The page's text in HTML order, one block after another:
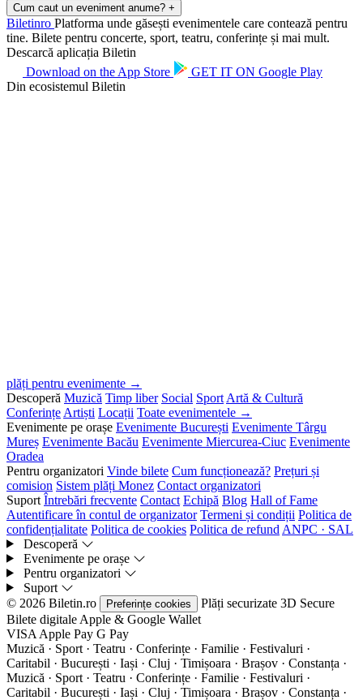
Cum caut un eveniment anume? +
Biletinro Platforma unde găsești evenimentele care contează pentru
tine. Bilete pentru concerte, sport, teatru, conferințe și mai mult.
Descarcă aplicația Biletin
Download on the App Store GET IT ON Google Play
Din ecosistemul Biletin
plăți pentru evenimente →
Descoperă Muzică Timp liber Social Sport Artă & Cultură
Conferințe Artiști Locații Toate evenimentele →
Evenimente pe orașe Evenimente București Evenimente Târgu
Mureș Evenimente Bacău Evenimente Miercurea-Ciuc Evenimente
Oradea
Pentru organizatori Vinde bilete Cum funcționează? Prețuri și
comision Sistem plăți Monez Contact organizatori
Suport Întrebări frecvente Contact Echipă Blog Hall of Fame
Autentificare în contul de organizator Termeni și condiții Politica de
confidențialitate Politica de cookies Politica de refund ANPC · SAL
Descoperă
Evenimente pe orașe
Pentru organizatori
Suport
© 2026 Biletin.ro
Preferințe cookies Plăți securizate 3D Secure
Bilete digitale Apple & Google Wallet
VISA Apple Pay G Pay
Muzică · Sport · Teatru · Conferințe · Familie · Festivaluri ·
Caritabil · București · Iași · Cluj · Timișoara · Brașov · Constanța ·
Muzică · Sport · Teatru · Conferințe · Familie · Festivaluri ·
Caritabil · București · Iași · Cluj · Timișoara · Brașov · Constanța ·